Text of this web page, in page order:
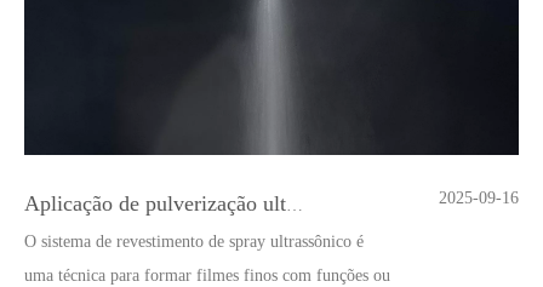
Aplicação de pulverização ultrassônica no campo eletrolisador
O sistema de revestimento de spray ultrassônico é
uma técnica para formar filmes finos com funções ou
2025-09-16